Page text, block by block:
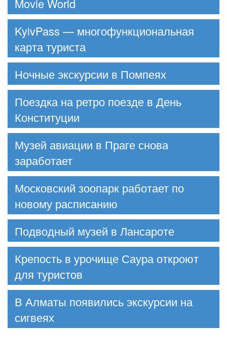
Movie World
KyivPass — многофункциональная
карта туриста
Ночные экскурсии в Помпеях
Поездка на ретро поезде в День
Конституции
Музей авиации в Праге снова
заработает
Московский зоопарк работает по
новому расписанию
Подводный музей в Лансароте
Крепость в урочище Саура откроют
для туристов
В Алматы появились экскурсии на
сигвеях